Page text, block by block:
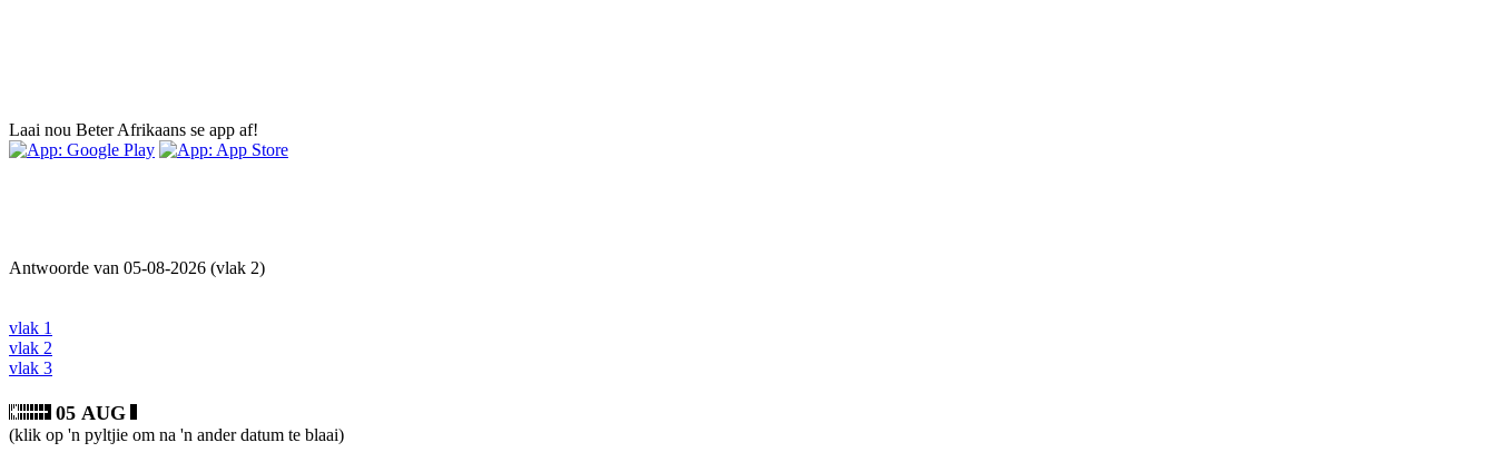
Laai nou Beter Afrikaans se app af!
Antwoorde van 05-08-2026 (vlak 2)
vlak 1
vlak 2
vlak 3
05 AUG
(klik op 'n pyltjie om na 'n ander datum te blaai)